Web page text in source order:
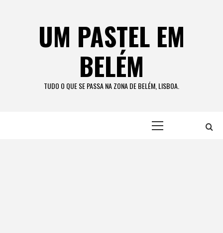
UM PASTEL EM
BELÉM
TUDO O QUE SE PASSA NA ZONA DE BELÉM, LISBOA.